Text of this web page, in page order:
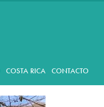
COSTA RICA CONTACTO